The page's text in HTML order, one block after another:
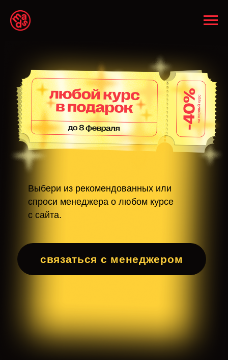
Выбери из рекомендованных или
спроси менеджера о любом курсе
с сайта.
связаться с менеджером